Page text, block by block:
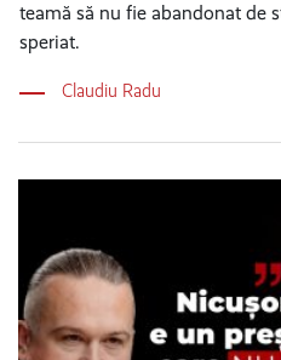
teamă să nu fie abandonat de
speriat.
Claudiu Radu